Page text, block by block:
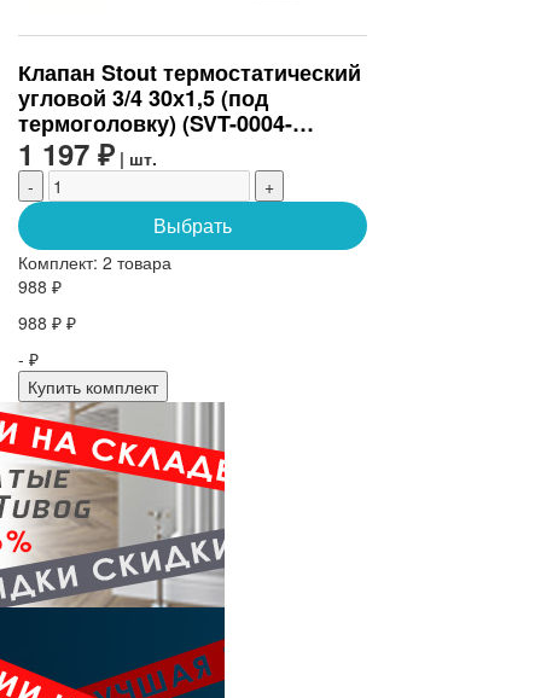
Клапан Stout термостатический
угловой 3/4 30х1,5 (под
термоголовку) (SVT-0004-
000020)
1 197 ₽ | шт.
-
+
Выбрать
Комплект: 2 товара
988 ₽
988 ₽ ₽
- ₽
Купить комплект